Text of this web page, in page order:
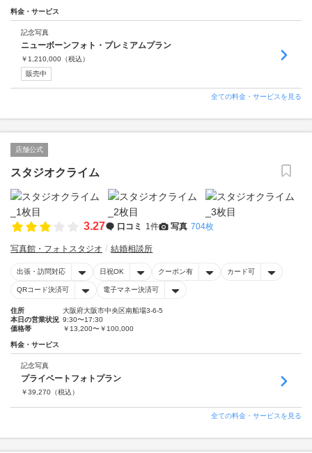
料金・サービス
記念写真
ニューボーンフォト・プレミアムプラン
￥ 1,210,000 （税込）
販売中
全ての料金・サービスを見る
店舗公式
スタジオクライム
3.27 口コミ 1件 写真 704枚
写真館・フォトスタジオ 結婚相談所
出張・訪問対応 日祝OK クーポン有 カード可
QRコード決済可 電子マネー決済可
住所
大阪府大阪市中央区南船場3-6-5
本日の営業状況 9:30〜17:30
価格帯
￥13,200〜￥100,000
料金・サービス
記念写真
プライベートフォトプラン
￥39,270 （税込）
全ての料金・サービスを見る